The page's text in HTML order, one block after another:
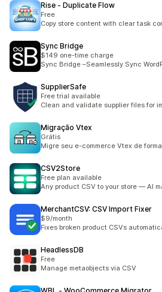
Rise ‑ Duplicate Flow
Free
Copy store content with clear task
Sync Bridge
$149 one-time charge
Sync Bridge –Seamlessly Sync
SupplierSafe
Free trial available
Clean and validate supplier files for
Migração Vtex
Grátis
Migre seu e-commerce Vtex de
CSV2Store
Free plan available
Any product CSV to your store — AI
MerchantCSV: CSV Import Fixer
$9/month
Fixes broken product CSVs
HeadlessDB
Free
Manage metaobjects via CSV